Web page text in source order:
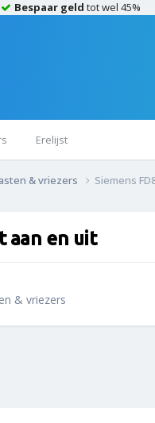
Bespaar geld tot wel 45%
Erelijst
& vriezers Siemens
aan en uit
& vriezers